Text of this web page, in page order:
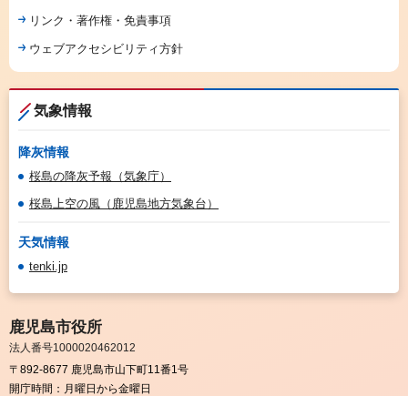
リンク・著作権・免責事項
ウェブアクセシビリティ方針
気象情報
降灰情報
桜島の降灰予報（気象庁）
桜島上空の風（鹿児島地方気象台）
天気情報
tenki.jp
鹿児島市役所
法人番号1000020462012
〒892-8677 鹿児島市山下町11番1号
開庁時間： 月曜日から金曜日